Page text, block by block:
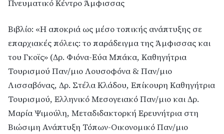
Πνευματικό Κέντρο Άμφισσας
Βιβλίο: «Η αποκριά ως μέσο τοπικής ανάπτυξης σε
επαρχιακές πόλεις: το παράδειγμα της Άμφισσας και
του Γκοϊς» (Δρ. Φιόνα-Εύα Μπάκα, Καθηγήτρια
Τουρισμού Παν/μιο Λουσοφόνα & Παν/μιο
Λισσαβόνας, Δρ. Στέλα Κλάδου, Επίκουρη Καθηγήτρια
Τουρισμού, Ελληνικό Μεσογειακό Παν/μιο και Δρ.
Μαρία Ψιμούλη, Μεταδιδακτορκή Ερευνήτρια στη
Βιώσιμη Ανάπτυξη Τόπων-Οικονομικό Παν/μιο